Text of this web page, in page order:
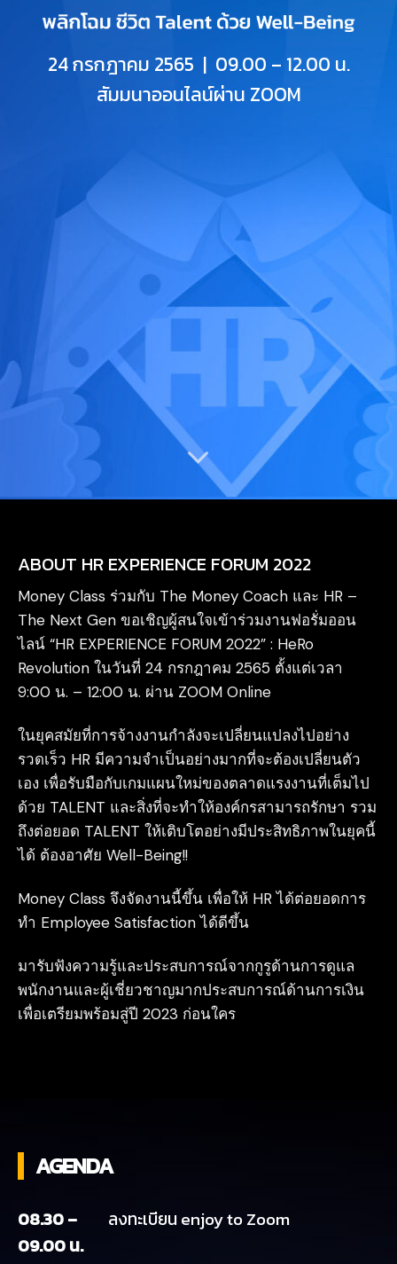
24 กรกฎาคม 2565 | 09.00 – 12.00 น.
สัมมนาออนไลน์ผ่าน ZOOM
ABOUT HR EXPERIENCE FORUM 2022
Money Class ร่วมกับ The Money Coach และ HR –
The Next Gen ขอเชิญผู้สนใจเข้าร่วมงานฟอรั่มออน
ไลน์ “HR EXPERIENCE FORUM 2022” : HeRo
Revolution ในวันที่ 24 กรกฎาคม 2565 ตั้งแต่เวลา
9:00 น. – 12:00 น. ผ่าน ZOOM Online
ในยุคสมัยที่การจ้างงานกำลังจะเปลี่ยนแปลงไปอย่าง
รวดเร็ว HR มีความจำเป็นอย่างมากที่จะต้องเปลี่ยนตัว
เอง เพื่อรับมือกับเกมแผนใหม่ของตลาดแรงงานที่เต็มไป
ด้วย TALENT และสิ่งที่จะทำให้องค์กรสามารถรักษา รวม
ถึงต่อยอด TALENT ให้เติบโตอย่างมีประสิทธิภาพในยุคนี้
ได้ ต้องอาศัย Well-Being!!
Money Class จึงจัดงานนี้ขึ้น เพื่อให้ HR ได้ต่อยอดการ
ทำ Employee Satisfaction ได้ดีขึ้น
มารับฟังความรู้และประสบการณ์จากกูรูด้านการดูแล
พนักงานและผู้เชี่ยวชาญมากประสบการณ์ด้านการเงิน
เพื่อเตรียมพร้อมสู่ปี 2023 ก่อนใคร
AGENDA
08.30 –
09.00 น.
ลงทะเบียน enjoy to Zoom